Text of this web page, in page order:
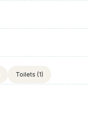
Toilets (1)